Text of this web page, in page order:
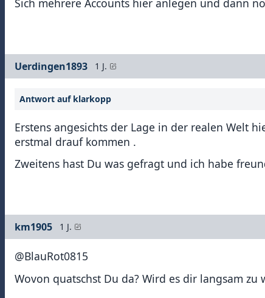
Uerdingen1893 1 J.
Antwort auf klarkopp
Erstens angesichts der Lage in der realen Welt
erstmal drauf kommen .
Zweitens hast Du was gefragt und ich habe
km1905 1 J.
@BlauRot0815
Wovon quatschst Du da? Wird es dir langsam